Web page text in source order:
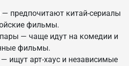
— предпочитают китай-сериалы
фильмы.
— чаще идут на комедии и
фильмы.
ищут арт-хаус и независимые